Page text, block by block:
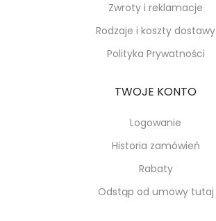
Zwroty i reklamacje
Rodzaje i koszty dostawy
Polityka Prywatności
TWOJE KONTO
Logowanie
Historia zamówień
Rabaty
Odstąp od umowy tutaj